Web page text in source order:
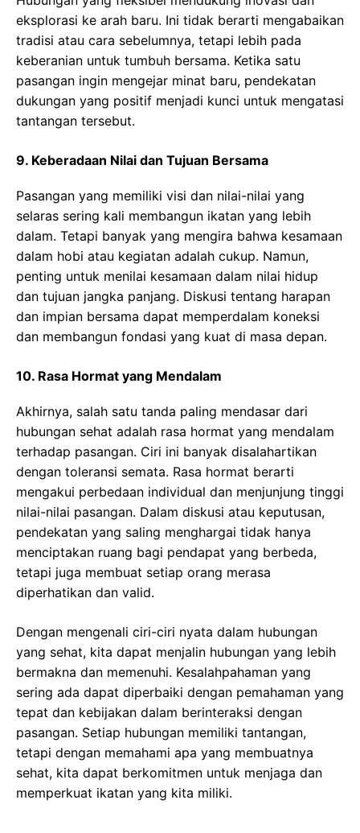
eksplorasi ke arah baru. Ini tidak berarti mengabaikan
tradisi atau cara sebelumnya, tetapi lebih pada
keberanian untuk tumbuh bersama. Ketika satu
pasangan ingin mengejar minat baru, pendekatan
dukungan yang positif menjadi kunci untuk mengatasi
tantangan tersebut.
9. Keberadaan Nilai dan Tujuan Bersama
Pasangan yang memiliki visi dan nilai-nilai yang
selaras sering kali membangun ikatan yang lebih
dalam. Tetapi banyak yang mengira bahwa kesamaan
dalam hobi atau kegiatan adalah cukup. Namun,
penting untuk menilai kesamaan dalam nilai hidup
dan tujuan jangka panjang. Diskusi tentang harapan
dan impian bersama dapat memperdalam koneksi
dan membangun fondasi yang kuat di masa depan.
10. Rasa Hormat yang Mendalam
Akhirnya, salah satu tanda paling mendasar dari
hubungan sehat adalah rasa hormat yang mendalam
terhadap pasangan. Ciri ini banyak disalahartikan
dengan toleransi semata. Rasa hormat berarti
mengakui perbedaan individual dan menjunjung tinggi
nilai-nilai pasangan. Dalam diskusi atau keputusan,
pendekatan yang saling menghargai tidak hanya
menciptakan ruang bagi pendapat yang berbeda,
tetapi juga membuat setiap orang merasa
diperhatikan dan valid.
Dengan mengenali ciri-ciri nyata dalam hubungan
yang sehat, kita dapat menjalin hubungan yang lebih
bermakna dan memenuhi. Kesalahpahaman yang
sering ada dapat diperbaiki dengan pemahaman yang
tepat dan kebijakan dalam berinteraksi dengan
pasangan. Setiap hubungan memiliki tantangan,
tetapi dengan memahami apa yang membuatnya
sehat, kita dapat berkomitmen untuk menjaga dan
memperkuat ikatan yang kita miliki.